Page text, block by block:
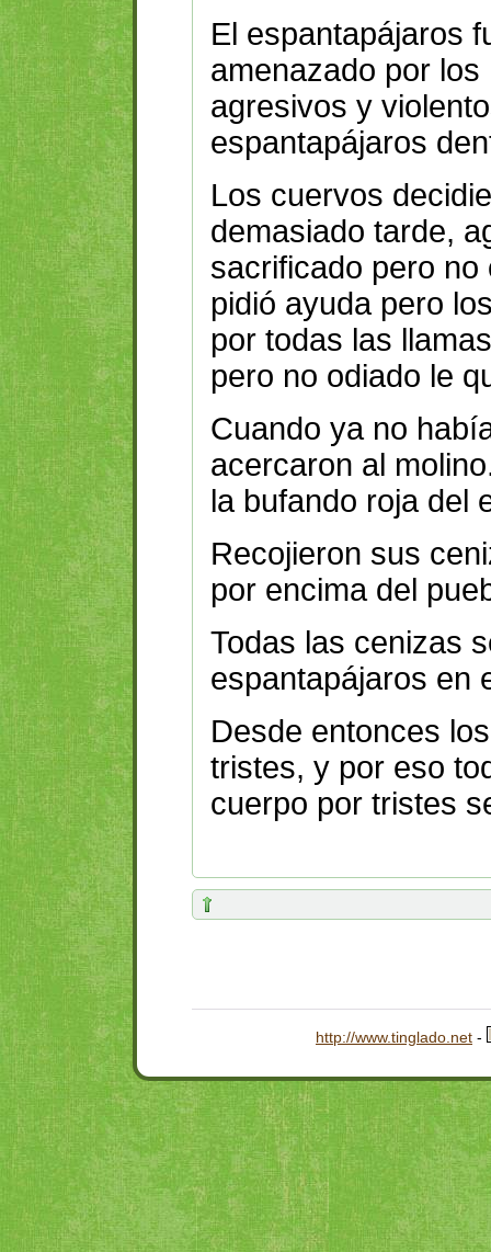
El espantapájaros
amenazado por
agresivos y
espantapájaros
Los cuervos
demasiado tarde,
sacrificado pero
pidió ayuda pero
por todas las
pero no odiado le
Cuando ya no
acercaron al
la bufando roja del
Recojieron sus
por encima del
Todas las cenizas
espantapájaros en
Desde entonces
tristes, y por eso
cuerpo por tristes
http://www.tinglado.net -